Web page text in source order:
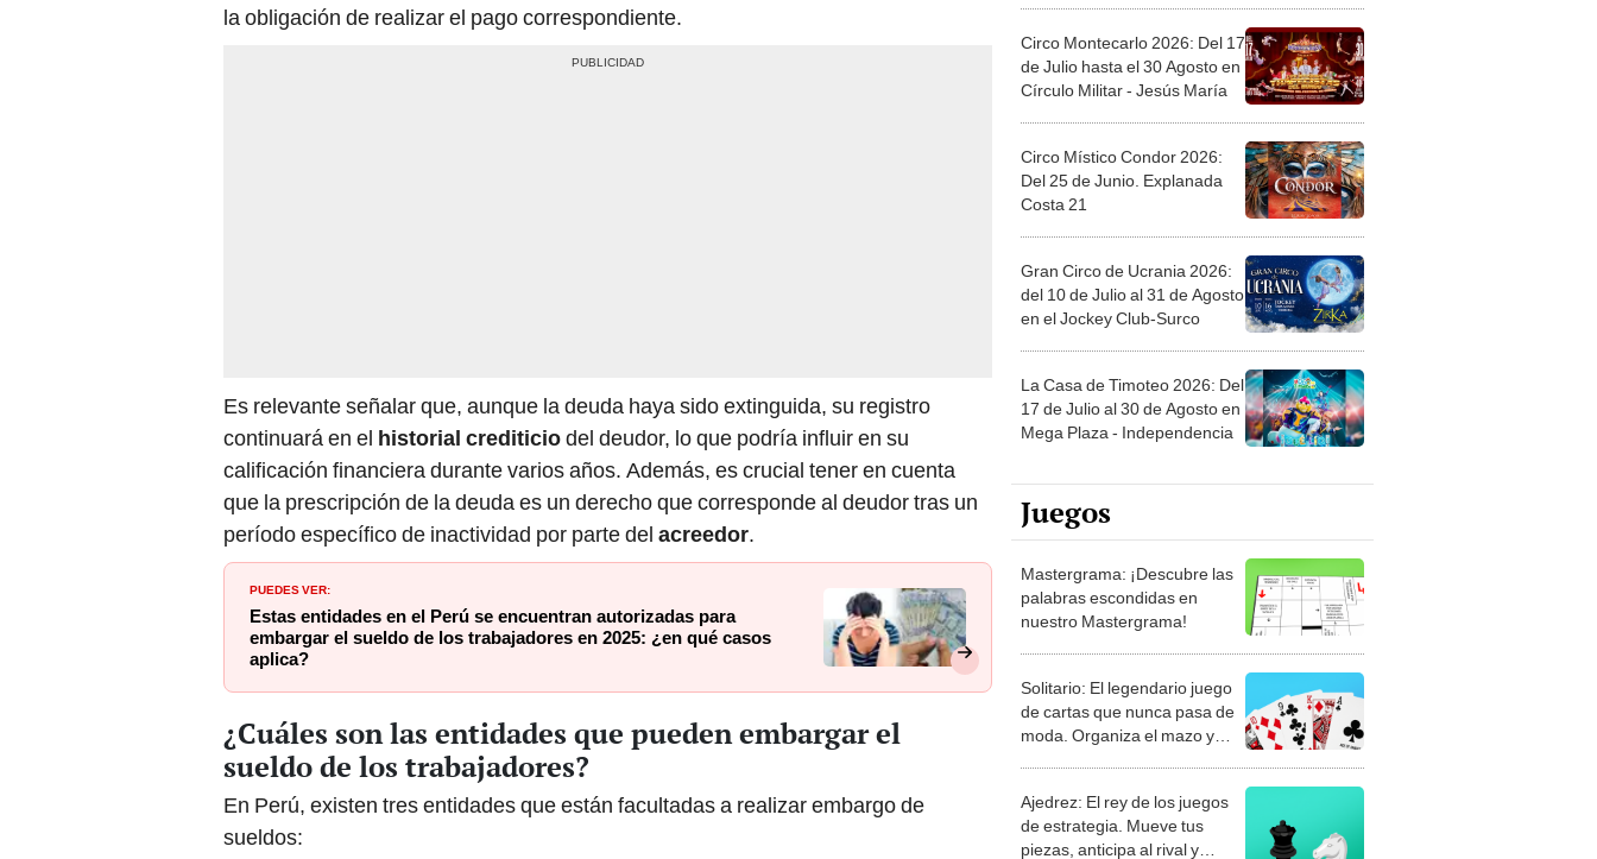
la obligación de realizar el pago correspondiente.
Es relevante señalar que, aunque la deuda haya sido extinguida, su registro
continuará en el historial crediticiodel deudor, lo que podría influir en su
calificación financiera durante varios años. Además, es crucial tener en cuenta
que la prescripción de la deuda es un derecho que corresponde al deudor tras un
período específico de inactividad por parte del acreedor.
PUEDES VER:
Estas entidades en el Perú se encuentran autorizadas para
embargar el sueldo de los trabajadores en 2025: ¿en qué casos
aplica?
¿Cuáles son las entidades que pueden embargar el
sueldo de los trabajadores?
En Perú, existen tres entidades que están facultadas a realizar embargo de
sueldos:
Circo Montecarlo 2026: Del 17
de Julio hasta el 30 Agosto en
Círculo Militar - Jesús María
Circo Místico Condor 2026:
Del 25 de Junio. Explanada
Costa 21
Gran Circo de Ucrania 2026:
del 10 de Julio al 31 de Agosto
en el Jockey Club-Surco
La Casa de Timoteo 2026: Del
17 de Julio al 30 de Agosto en
Mega Plaza - Independencia
Juegos
Mastergrama: ¡Descubre las
palabras escondidas en
nuestro Mastergrama!
Solitario: El legendario juego
de cartas que nunca pasa de
moda. Organiza el mazo y
Ajedrez: El rey de los juegos
de estrategia. Mueve tus
piezas, anticipa al rival y